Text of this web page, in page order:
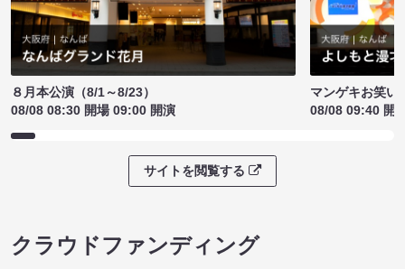
８月本公演（8/1～8/23）
08/08 08:30 開場 09:00 開演
マンゲキお笑い
08/08 09:40 開
サイトを閲覧する
クラウドファンディング